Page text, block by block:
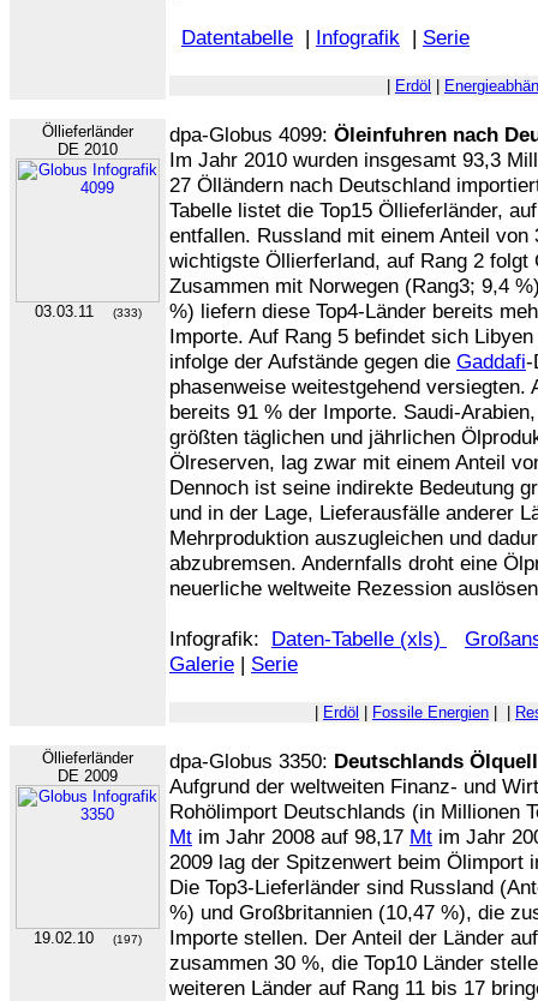
Datentabelle | Infografik | Serie
Erdöl
Öllieferländer
DE 2010
03.03.11 (333)
dpa-Globus 4099: Öleinfuhren nach
Im Jahr 2010 wurden insgesamt 93,3
27 Ölländern nach Deutschland
Tabelle listet die Top15 Öllieferländer,
entfallen. Russland mit einem Anteil
wichtigste Öllierferland, auf Rang 2
Zusammen mit Norwegen (Rang3; 9,4
%) liefern diese Top4-Länder bereits
Importe. Auf Rang 5 befindet sich
infolge der Aufstände gegen die Gaddafi-
phasenweise weitestgehend versiegten.
bereits 91 % der Importe. Saudi-
größten täglichen und jährlichen
Ölreserven, lag zwar mit einem Anteil
Dennoch ist seine indirekte Bedeutung
und in der Lage, Lieferausfälle anderer
Mehrproduktion auszugleichen und
abzubremsen. Andernfalls droht eine
neuerliche weltweite Rezession
Infografik: Daten-Tabelle (xls)
Galerie | Serie
Erdöl Fossile Energien
Öllieferländer
DE 2009
19.02.10 (197)
dpa-Globus 3350: Deutschlands
Aufgrund der weltweiten Finanz- und
Rohölimport Deutschlands (in Millionen
Mt im Jahr 2008 auf 98,17 Mt im Jahr
2009 lag der Spitzenwert beim Ölimport
Die Top3-Lieferländer sind Russland
%) und Großbritannien (10,47 %), die
Importe stellen. Der Anteil der Länder
zusammen 30 %, die Top10 Länder
weiteren Länder auf Rang 11 bis 17